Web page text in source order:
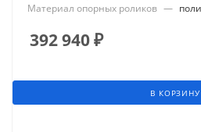
Материал опорных роликов —
392 940₽
В КОРЗИНУ